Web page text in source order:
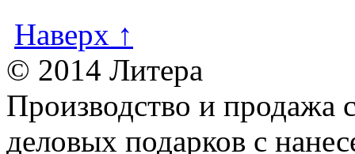
Наверх ↑
© 2014 Литера
Производство и продажа
деловых подарков с